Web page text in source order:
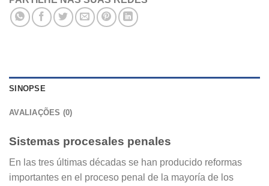
SINOPSE
AVALIAÇÕES (0)
Sistemas procesales penales
En las tres últimas décadas se han producido reformas
importantes en el proceso penal de la mayoría de los